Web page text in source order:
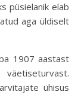
püsielanik elab
aga üldiselt
1907 aastast
ühisus